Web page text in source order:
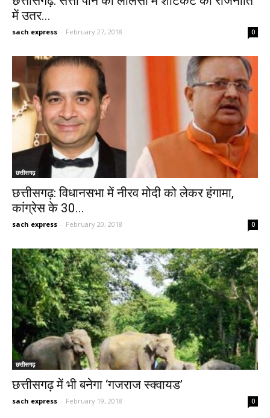
में उतर...
sach express - February 27, 2018 0
छत्तीसगढ़
छत्तीसगढ़: विधानसभा में नीरव मोदी को लेकर हंगामा,
कांग्रेस के 30...
sach express - February 20, 2018 0
छत्तीसगढ़
छत्तीसगढ़ में भी बनेगा ‘गजराज स्क्वायड’
sach express - February 19, 2018 0